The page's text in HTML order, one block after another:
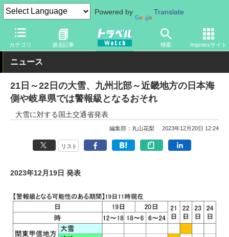
Powered by Translate
カテゴリ 過去記事 検索 Impressサイト
トラベル Watch 企業・政府・官庁 政府・官庁 国土交通省
ニュース
21日～22日の大雪、九州北部～近畿地方の日本海
側や岐阜県では警報級となるおそれ
大雪に対する国土交通省発表
編集部：丸山花梨 2023年12月20日 12:24
リスト
2023年12月19日 発表